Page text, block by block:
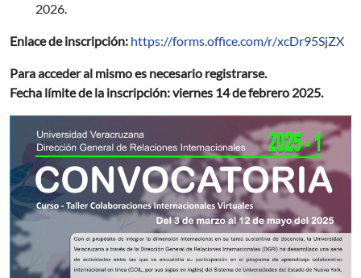
2026.
Enlace de inscripción: https://forms.office.com/r/xcDr95SjZX
Para acceder al mismo es necesario registrarse.
Fecha límite de la inscripción: viernes 14 de febrero 2025.